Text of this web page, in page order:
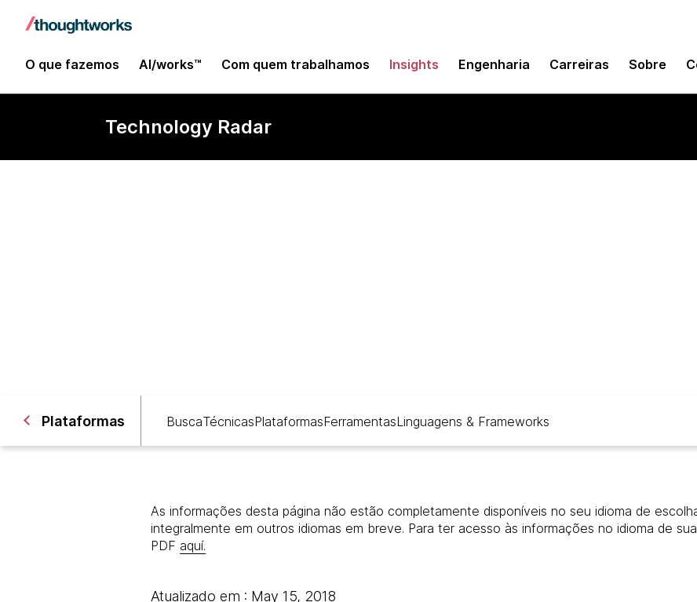
O que fazemos AI/works™ Com quem trabalhamos Insights Engenharia Carreiras Sobre
Technology Radar
Plataformas BuscaTécnicasPlataformasFerramentasLinguagens & Frameworks
As informações desta página não estão completamente disponíveis no seu idioma de
integralmente em outros idiomas em breve. Para ter acesso às informações no idioma de
PDF aquí.
Atualizado em : May 15, 2018